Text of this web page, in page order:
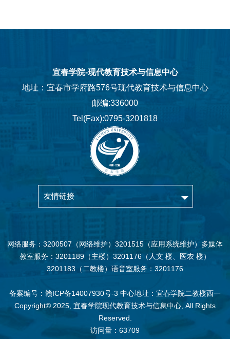
宜春学院-现代教育技术与信息中心
地址：宜春市学府路576号现代教育技术与信息中心
邮编:336000
Tel(Fax):0795-3201818
友情链接
网络服务：3200507（网络维护）3201515（应用系统维护）多媒体
教室服务：3201189（主楼）3201176（人文 楼、医农 楼）
3201183（二教楼）语音室服务：3201176
备案编号：赣ICP备14007930号-3 中心地址：宜春学院二教楼西一
Copyright© 2025, 宜春学院现代教育技术与信息中心, All Rights
Reserved.
访问量： 63709